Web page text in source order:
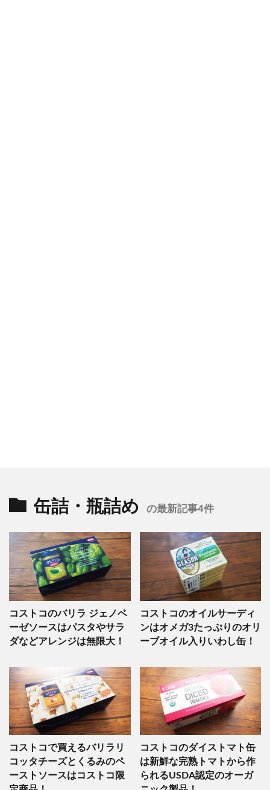
缶詰・瓶詰め の最新記事4件
コストコのバリラ ジェノベ
ーゼソースはパスタやサラ
ダなどアレンジは無限大！
コストコのオイルサーディ
ンはオメガ3たっぷりのオリ
ーブオイル入りいわし缶！
コストコで買えるバリラリ
コッタチーズとくるみのペ
ーストソースはコストコ限
コストコのダイストマト缶
は新鮮な完熟トマトから作
られるUSDA認定のオーガ